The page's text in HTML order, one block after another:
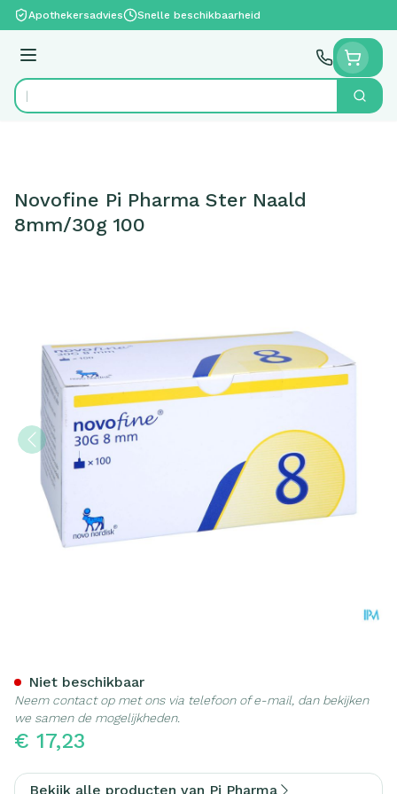
Ga naar de inhoud
Apothekersadvies Snelle beschikbaarheid
Menu
Product, merk, categorie... Zoek
Novofine Pi Pharma Ster Naald
8mm/30g 100
€ 17,23
Niet beschikbaar
Neem contact op met ons via telefoon of e-mail, dan bekijken
we samen de mogelijkheden.
Bekijk alle producten van Pi Pharma